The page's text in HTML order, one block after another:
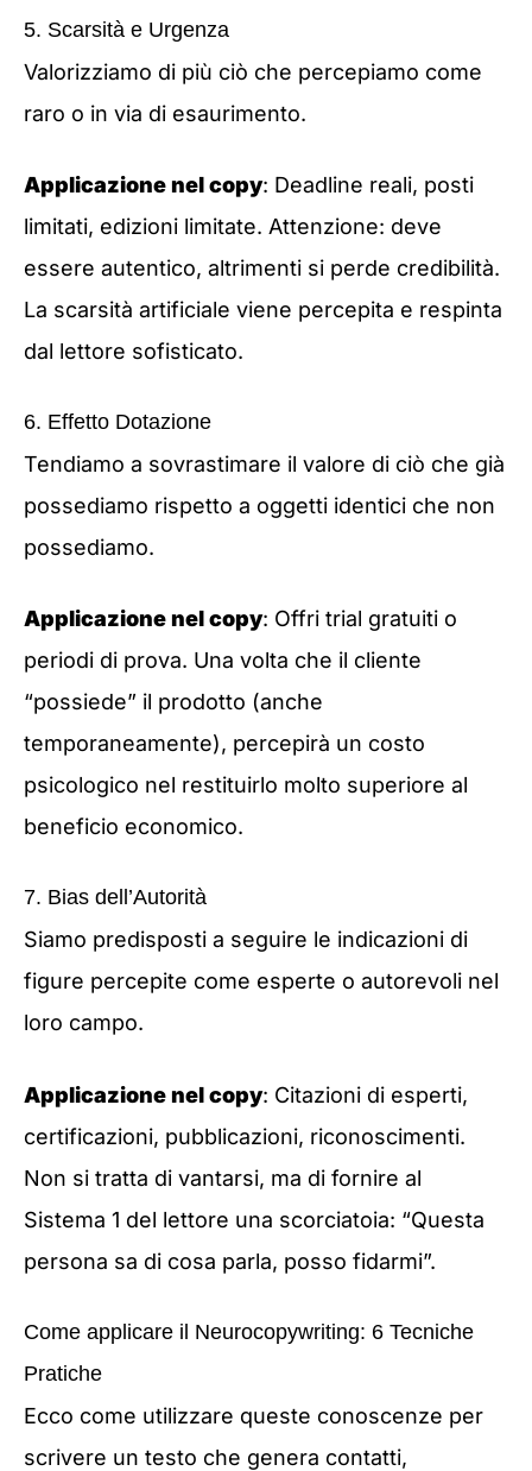
5. Scarsità e Urgenza
Valorizziamo di più ciò che percepiamo come
raro o in via di esaurimento.
Applicazione nel copy: Deadline reali, posti
limitati, edizioni limitate. Attenzione: deve
essere autentico, altrimenti si perde credibilità.
La scarsità artificiale viene percepita e respinta
dal lettore sofisticato.
6. Effetto Dotazione
Tendiamo a sovrastimare il valore di ciò che già
possediamo rispetto a oggetti identici che non
possediamo.
Applicazione nel copy: Offri trial gratuiti o
periodi di prova. Una volta che il cliente
“possiede” il prodotto (anche
temporaneamente), percepirà un costo
psicologico nel restituirlo molto superiore al
beneficio economico.
7. Bias dell’Autorità
Siamo predisposti a seguire le indicazioni di
figure percepite come esperte o autorevoli nel
loro campo.
Applicazione nel copy: Citazioni di esperti,
certificazioni, pubblicazioni, riconoscimenti.
Non si tratta di vantarsi, ma di fornire al
Sistema 1 del lettore una scorciatoia: “Questa
persona sa di cosa parla, posso fidarmi”.
Come applicare il Neurocopywriting: 6 Tecniche
Pratiche
Ecco come utilizzare queste conoscenze per
scrivere un testo che genera contatti,